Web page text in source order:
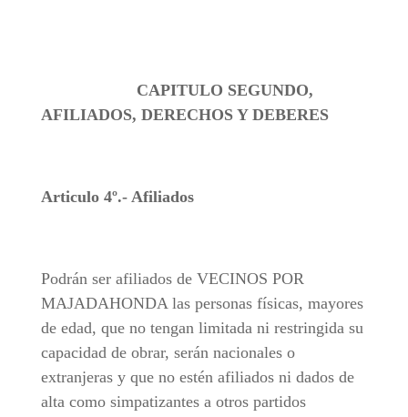
CAPITULO SEGUNDO,
AFILIADOS, DERECHOS Y DEBERES
Articulo 4º.- Afiliados
Podrán ser afiliados de VECINOS POR
MAJADAHONDA las personas físicas, mayores
de edad, que no tengan limitada ni restringida su
capacidad de obrar, serán nacionales o
extranjeras y que no estén afiliados ni dados de
alta como simpatizantes a otros partidos